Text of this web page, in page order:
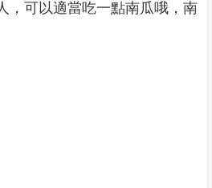
，可以適當吃一點南瓜哦，南